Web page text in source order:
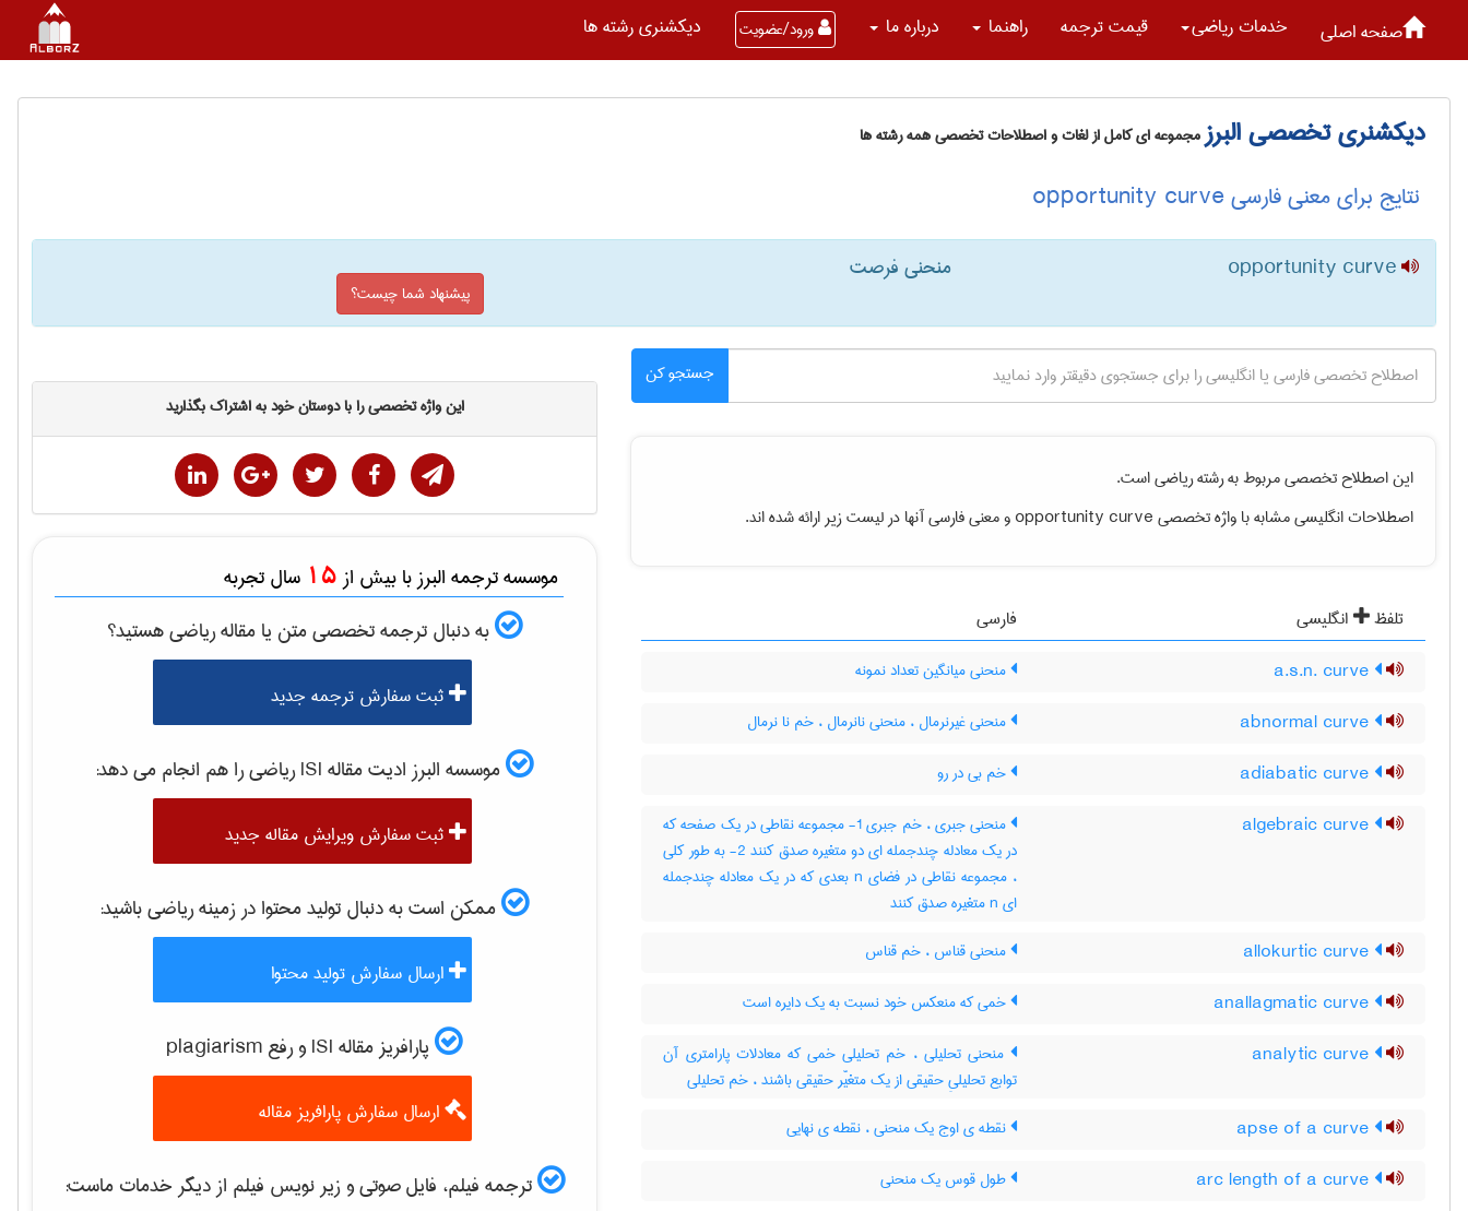
صفحه اصلی خدمات رياضی قیمت ترجمه راهنما درباره ما ورود/عضویت دیکشنری رشته ها
دیکشنری تخصصی البرزمجموعه ای کامل از لغات و اصطلاحات تخصصی همه رشته ها
نتایج برای معنی فارسی opportunity curve
opportunity curve منحنی فرصت
پیشنهاد شما چیست؟
جستجو کن
این اصطلاح تخصصی مربوط به رشتهرياضیاست.
اصطلاحات انگلیسی مشابه با واژه تخصصیopportunity curveو معنی فارسی آنها در لیست زیر ارائه شده اند.
تلفظ انگلیسی
فارسی
منحنی میانگین تعداد نمونه
منحنی غیرنرمال ، منحنی نانرمال ، خم نا نرمال
خم بی در رو
منحنی جبری ، خم جبری 1- مجموعه نقاطی در یک صفحه که
در یک معادله چندجمله ای دو متغیره صدق کنند 2- به طور کلی
، مجموعه نقاطی در فضای n بعدی که در یک معادله چندجمله
ای n متغیره صدق کنند
منحنی قناس ، خم قناس
خمی که منعکس خود نسبت به یک دایره است
منحنی تحلیلی ، خم تحلیلی خمی که معادلات پارامتری آن
توابع تحلیلیِ حقیقی از یک متغیّر حقیقی باشند ، خم تحلیلی
نقطه ی اوج یک منحنی ، نقطه ی نهایی
طول قوس یک منحنی
این واژه تخصصی را با دوستان خود به اشتراک بگذارید
موسسه ترجمه البرز با بیش از 15 سال تجربه
به دنبال ترجمه تخصصی متن یا مقالهرياضیهستید؟
ثبت سفارش ترجمه جدید
موسسه البرز ادیت مقاله ISI رياضیرا هم انجام می دهد:
ثبت سفارش ویرایش مقاله جدید
ممکن است به دنبال تولید محتوا در زمینهرياضیباشید:
ارسال سفارش تولید محتوا
پارافریز مقاله ISI و رفع plagiarism
ارسال سفارش پارافریز مقاله
ترجمه فیلم، فایل صوتی و زیر نویس فیلم از دیگر خدمات ماست: